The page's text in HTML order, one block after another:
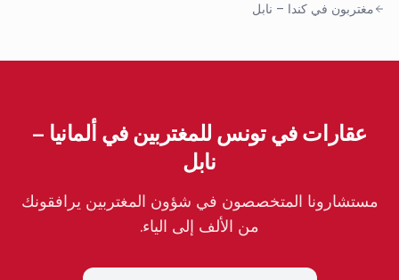
مغتربون في كندا – نابل
عقارات في تونس للمغتربين في ألمانيا –
نابل
مستشارونا المتخصصون في شؤون المغتربين يرافقونك
من الألف إلى الياء.